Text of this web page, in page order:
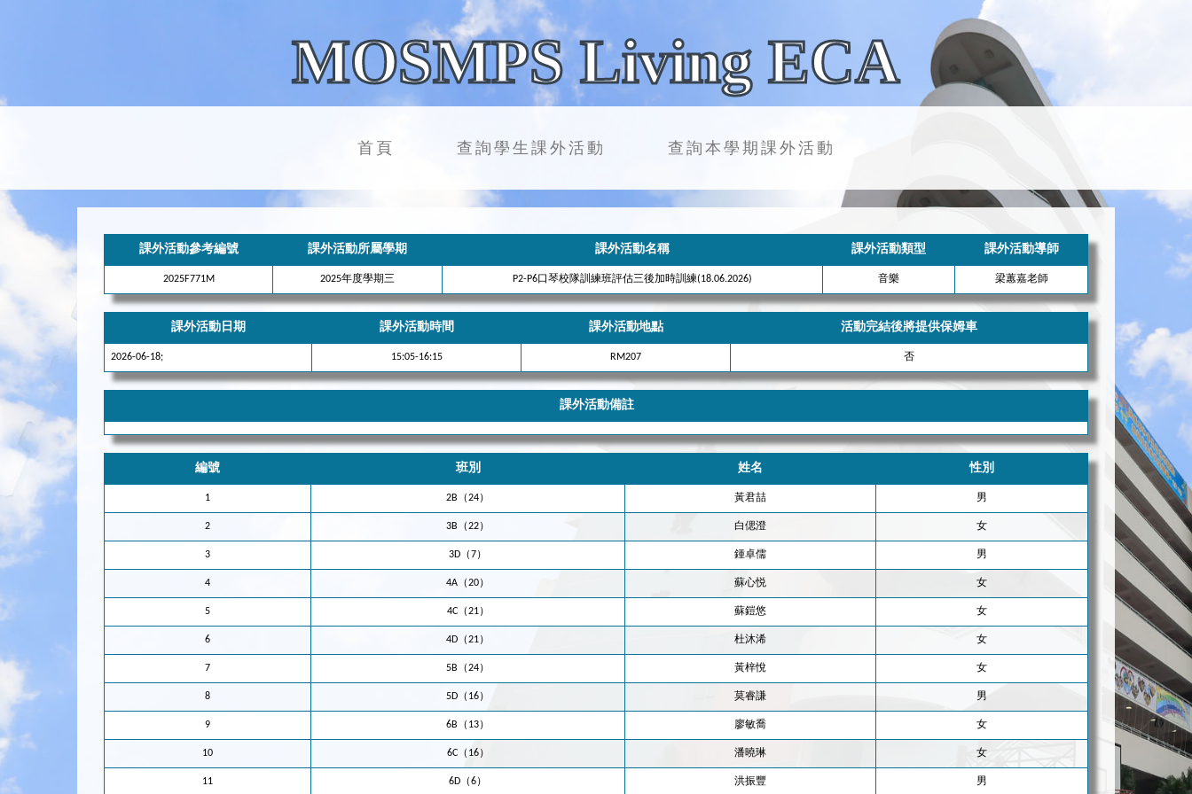
MOSMPS Living ECA
首頁 查詢學生課外活動 查詢本學期課外活動
課外活動參考編號 課外活動所屬學期 課外活動名稱 課外活動類型 課外活動導師
2025F771M 2025年度學期三 P2-P6口琴校隊訓練班評估三後加時訓練(18.06.2026) 音樂 梁蕙嘉老師
課外活動日期 課外活動時間 課外活動地點 活動完結後將提供保姆車
2026-06-18; 15:05-16:15 RM207 否
課外活動備註
編號 班別 姓名 性別
1 2B（24） 黃君喆 男
2 3B（22） 白偲澄 女
3 3D（7） 鍾卓儒 男
4 4A（20） 蘇心悦 女
5 4C（21） 蘇鎧悠 女
6 4D（21） 杜沐浠 女
7 5B（24） 黃梓悅 女
8 5D（16） 莫睿謙 男
9 6B（13） 廖敏喬 女
10 6C（16） 潘曉琳 女
11 6D（6） 洪振豐 男